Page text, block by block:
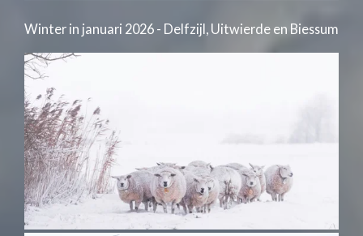
Winter in januari 2026 - Delfzijl, Uitwierde en Biessum